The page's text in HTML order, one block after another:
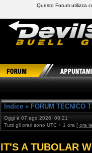
DevilStars Club Buell
Indice » FORUM TECNICO
Oggi è 07 ago 2026, 08:21
Tutti gli orari sono UTC + 1 ora [ ora
IT'S A TUBOLAR
Questo Forum utilizza